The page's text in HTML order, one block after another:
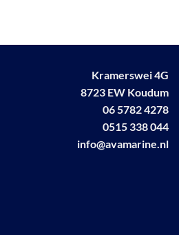
optie
Kramerswei 4G
8723 EW Koudum
06 5782 4278
0515 338 044
info@avamarine.nl